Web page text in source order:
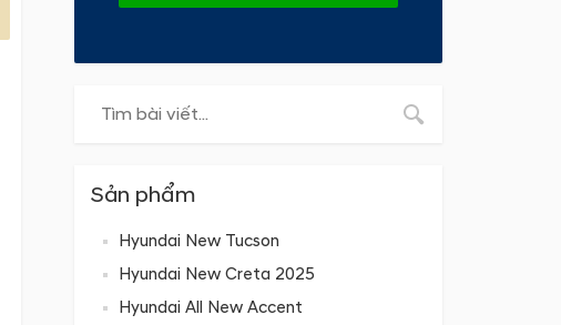
Sản phẩm
Hyundai New Tucson
Hyundai New Creta 2025
Hyundai All New Accent